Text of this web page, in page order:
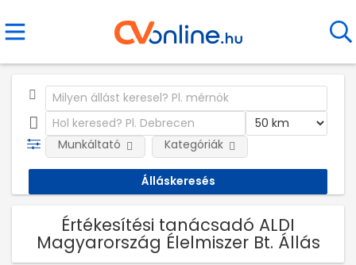
Munkáltató Kategóriák
Értékesítési tanácsadó ALDI
Magyarország Élelmiszer Bt. Állás